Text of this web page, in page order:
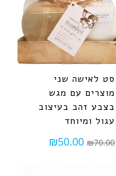
סט לאישה שני
מוצרים עם מגש
בצבע זהב בעיצוב
עגול ומיוחד
₪70.00
₪50.00